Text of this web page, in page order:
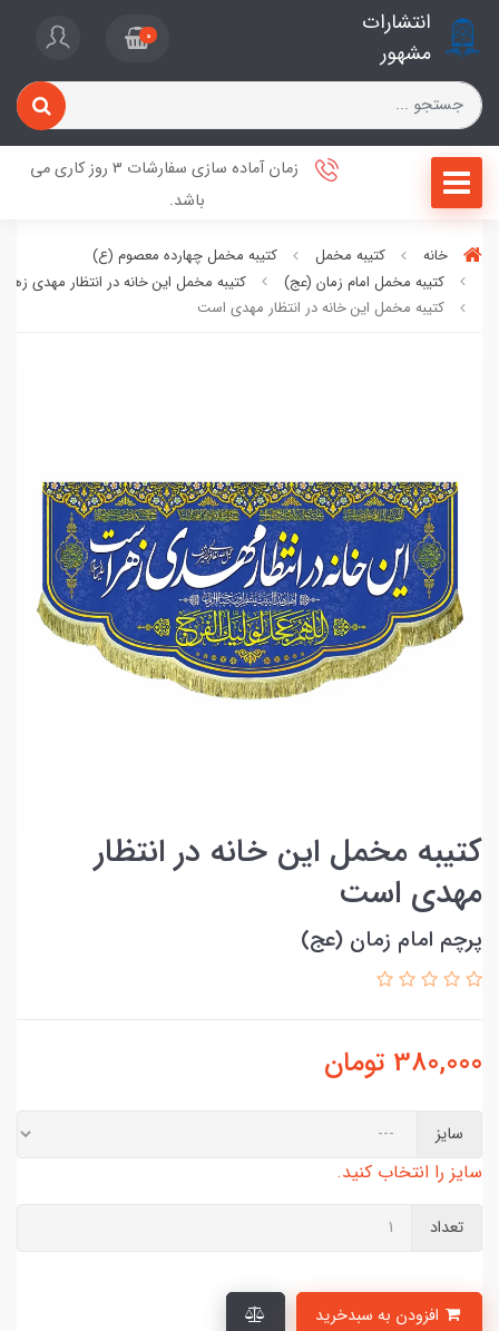
انتشارات
مشهور
0
زمان آماده سازی سفارشات 3 روز کاری می
باشد.
خانه کتیبه مخمل
کتیبه مخمل چهارده معصوم (ع)
کتیبه مخمل امام زمان (عج)
کتیبه مخمل این خانه در انتظار مهدی
کتیبه مخمل این خانه در انتظار مهدی است
کتیبه مخمل این خانه در انتظار
مهدی است
پرچم امام زمان (عج)
380,000 تومان
سایز
سایز را انتخاب کنید.
تعداد